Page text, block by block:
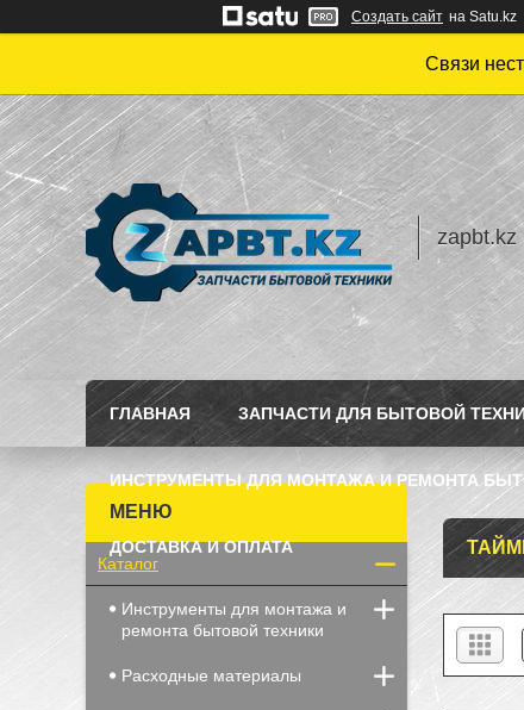
Создать сайт на Satu.kz
Связи
zapbt.kz
ГЛАВНАЯ ЗАПЧАСТИ ДЛЯ БЫТОВОЙ
ИНСТРУМЕНТЫ ДЛЯ МОНТАЖА И РЕМОНТА
ДОСТАВКА И ОПЛАТА
Каталог
Инструменты для монтажа и
ремонта бытовой техники
Расходные материалы